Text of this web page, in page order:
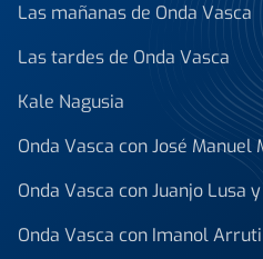
Las mañanas de Onda Vasca
Las tardes de Onda Vasca
Kale Nagusia
Onda Vasca con José Manuel
Onda Vasca con Juanjo Lusa
Onda Vasca con Imanol Arruti